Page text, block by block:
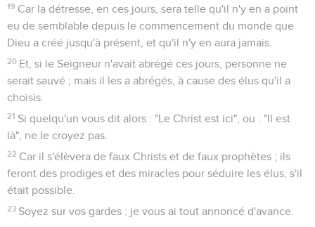
19 Car la détresse, en ces jours, sera telle qu'il n'y en a point
eu de semblable depuis le commencement du monde que
Dieu a créé jusqu'à présent, et qu'il n'y en aura jamais.
20 Et, si le Seigneur n'avait abrégé ces jours, personne ne
serait sauvé ; mais il les a abrégés, à cause des élus qu'il a
choisis.
21 Si quelqu'un vous dit alors : "Le Christ est ici", ou : "Il est
là", ne le croyez pas.
22 Car il s'élèvera de faux Christs et de faux prophètes ; ils
feront des prodiges et des miracles pour séduire les élus, s'il
était possible.
23 Soyez sur vos gardes : je vous ai tout annoncé d'avance.